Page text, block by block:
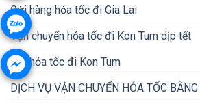
Gửi hàng hỏa tốc đi Gia Lai
Vận chuyển hỏa tốc đi Kon Tum dịp tết
Gửi hỏa tốc đi Kon Tum
DỊCH VỤ VẬN CHUYỂN HỎA TỐC